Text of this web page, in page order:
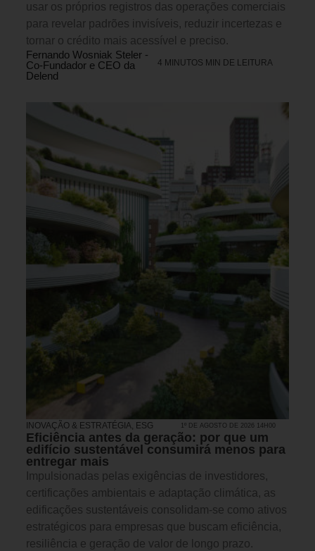
usar os próprios registros das operações comerciais
para revelar padrões invisíveis, reduzir incertezas e
tornar o crédito mais acessível e preciso.
Fernando Wosniak Steler -
Co-Fundador e CEO da
Delend
4 MINUTOS MIN DE LEITURA
INOVAÇÃO & ESTRATÉGIA, ESG 1º DE AGOSTO DE 2026 14H00
Eficiência antes da geração: por que um
edifício sustentável consumirá menos para
entregar mais
Impulsionadas pelas exigências de investidores,
certificações ambientais e adaptação climática, as
edificações sustentáveis consolidam-se como ativos
estratégicos para empresas que buscam eficiência,
resiliência e geração de valor de longo prazo.